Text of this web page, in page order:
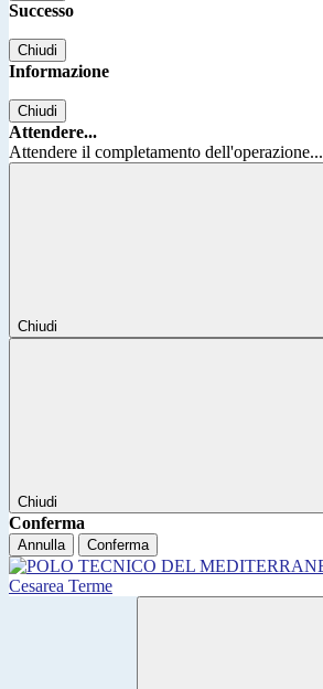
Successo
Chiudi
Informazione
Chiudi
Attendere...
Attendere il completamento dell'operazione...
Chiudi
Chiudi
Conferma
Annulla Conferma